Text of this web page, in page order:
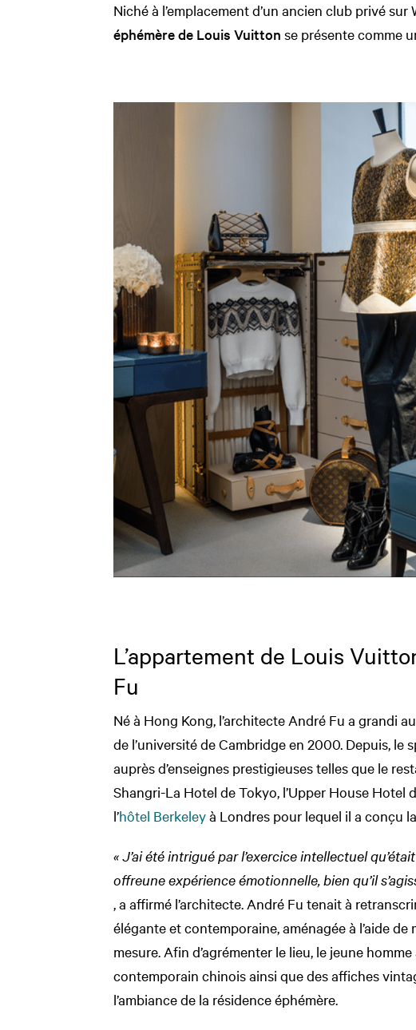
Niché à l’emplacement d’un ancien club privé sur
éphémère de Louis Vuitton se présente comme
L’appartement de Louis
Fu
Né à Hong Kong, l’architecte André Fu a grandi
de l’université de Cambridge en 2000. Depuis, le
auprès d’enseignes prestigieuses telles que le
Shangri-La Hotel de Tokyo, l’Upper House Hotel
l’hôtel Berkeleyà Londres pour lequel il a conçu
« J’ai été intrigué parl’exercice intellectuel
offreune expérience émotionnelle , bien qu’il
, a affirmé l’architecte. André Fu tenait à
élégante et contemporaine, aménagée à l’aide
mesure. Afin d’agrémenter le lieu, le jeune
contemporain chinois ainsi que des affiches
l’ambiance de la résidence éphémère.